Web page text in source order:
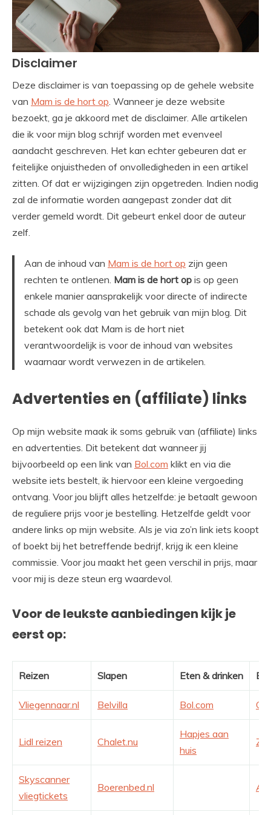
Disclaimer
Deze disclaimer is van toepassing op de gehele website
van Mam is de hort op. Wanneer je deze website
bezoekt, ga je akkoord met de disclaimer. Alle artikelen
die ik voor mijn blog schrijf worden met evenveel
aandacht geschreven. Het kan echter gebeuren dat er
feitelijke onjuistheden of onvolledigheden in een artikel
zitten. Of dat er wijzigingen zijn opgetreden. Indien nodig
zal de informatie worden aangepast zonder dat dit
verder gemeld wordt. Dit gebeurt enkel door de auteur
zelf.
Aan de inhoud van Mam is de hort op zijn geen
rechten te ontlenen. Mam is de hort op is op geen
enkele manier aansprakelijk voor directe of indirecte
schade als gevolg van het gebruik van mijn blog. Dit
betekent ook dat Mam is de hort niet
verantwoordelijk is voor de inhoud van websites
waarnaar wordt verwezen in de artikelen.
Advertenties en (affiliate) links
Op mijn website maak ik soms gebruik van (affiliate) links
en advertenties. Dit betekent dat wanneer jij
bijvoorbeeld op een link van Bol.com klikt en via die
website iets bestelt, ik hiervoor een kleine vergoeding
ontvang. Voor jou blijft alles hetzelfde: je betaalt gewoon
de reguliere prijs voor je bestelling. Hetzelfde geldt voor
andere links op mijn website. Als je via zo’n link iets koopt
of boekt bij het betreffende bedrijf, krijg ik een kleine
commissie. Voor jou maakt het geen verschil in prijs, maar
voor mij is deze steun erg waardevol.
Voor de leukste aanbiedingen kijk je
eerst op:
Reizen Slapen Eten & drinken En
Vliegennaar.nl Belvilla Bol.com
Lidl reizen Chalet.nu
Hapjes aan
huis
Skyscanner
vliegtickets
Boerenbed.nl